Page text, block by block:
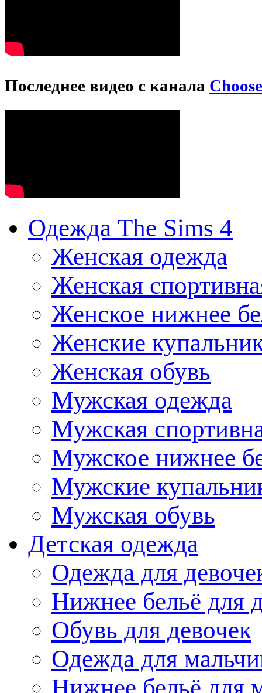
Последнее видео с канала
Одежда The Sims 4
Женская одежда
Женская
Женское нижнее
Женские
Женская обувь
Мужская одежда
Мужская
Мужское нижнее
Мужские
Мужская обувь
Детская одежда
Одежда для
Нижнее бельё для
Обувь для девочек
Одежда для
Нижнее бельё для